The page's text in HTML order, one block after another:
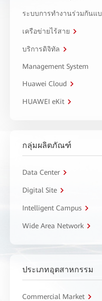
ระบบการทำงานร่วมกันแ
เครือข่ายไร้สาย
บริการดิจิทัล
Management System
Huawei Cloud
HUAWEI eKit
กลุ่มผลิตภัณฑ์
Data Center
Digital Site
Intelligent Campus
Wide Area Network
ประเภทอุตสาหกรรม
Commercial Market